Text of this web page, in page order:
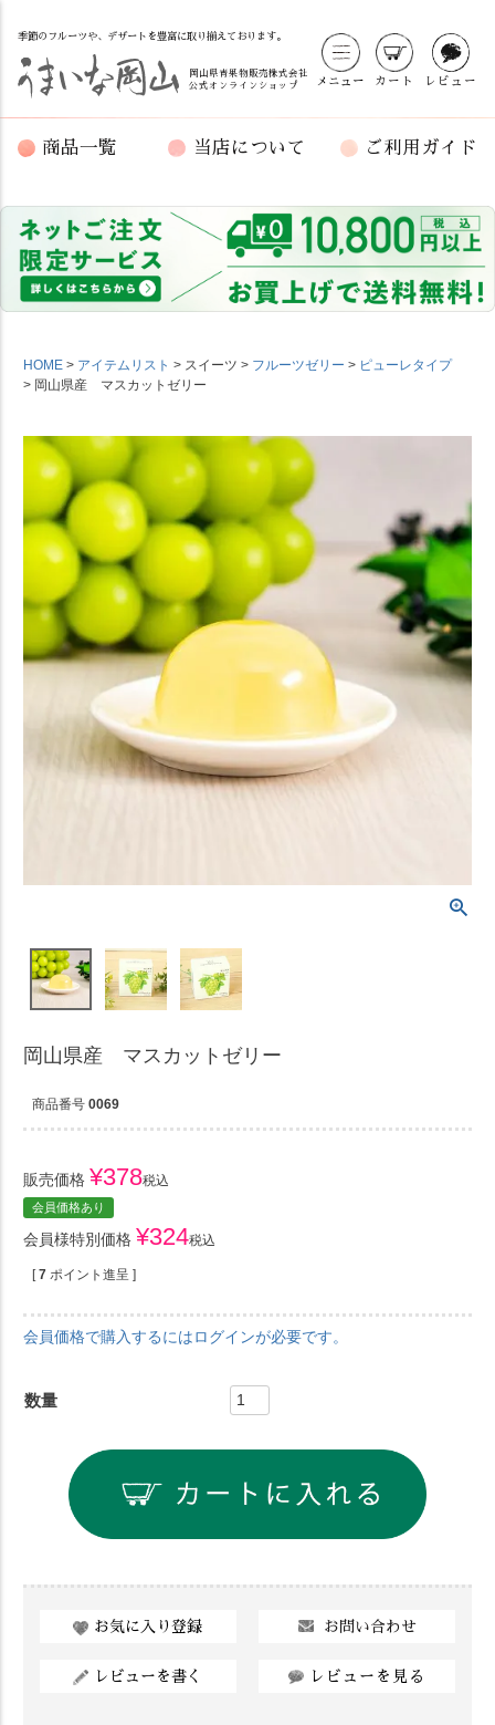
季節のフルーツや、デザートを豊富に取り揃えております。
岡山県青果物販売株式会社
公式オンラインショップ
メニュー カート レビュー
商品一覧 当店について ご利用ガイド
HOME アイテムリスト スイーツ フルーツゼリー
ピューレタイプ
岡山県産 マスカットゼリー
岡山県産 マスカットゼリー
商品番号 0069
販売価格 ¥378税込
会員価格あり
会員様特別価格 ¥324税込
[ 7 ポイント進呈 ]
会員価格で購入するにはログインが必要です。
お気に入り登録 お問い合わせ
レビューを書く レビューを見る